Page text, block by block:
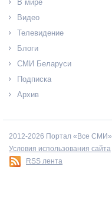
В мире
Видео
Телевидение
Блоги
СМИ Беларуси
Подписка
Архив
2012-2026 Портал «Все СМИ»
Условия использования сайта
RSS лента